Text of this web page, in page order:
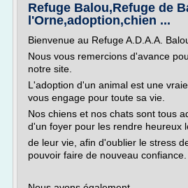
Refuge Balou,Refuge de
l'Orne,adoption,chien ...
Bienvenue au Refuge A.D.A.A.
Nous vous remercions d'avance
notre site.
L'adoption d'un animal est une
vous engage pour toute sa vie.
Nos chiens et nos chats sont tous
d'un foyer pour les rendre heureux
de leur vie, afin d'oublier le stress
pouvoir faire de nouveau confiance.